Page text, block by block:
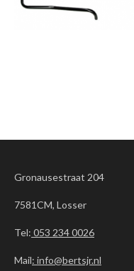
Gronausestraat 204
7581CM, Losser
Tel: 053 234 0026
Mail: info@bertsjr.nl